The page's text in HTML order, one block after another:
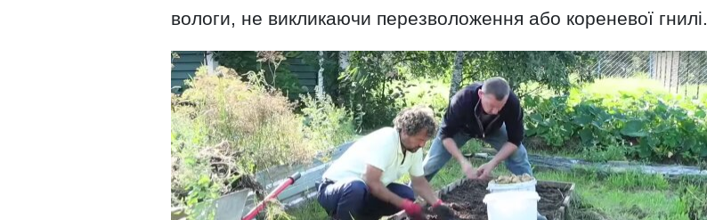
вологи, не викликаючи перезволоження або кореневої гнилі.